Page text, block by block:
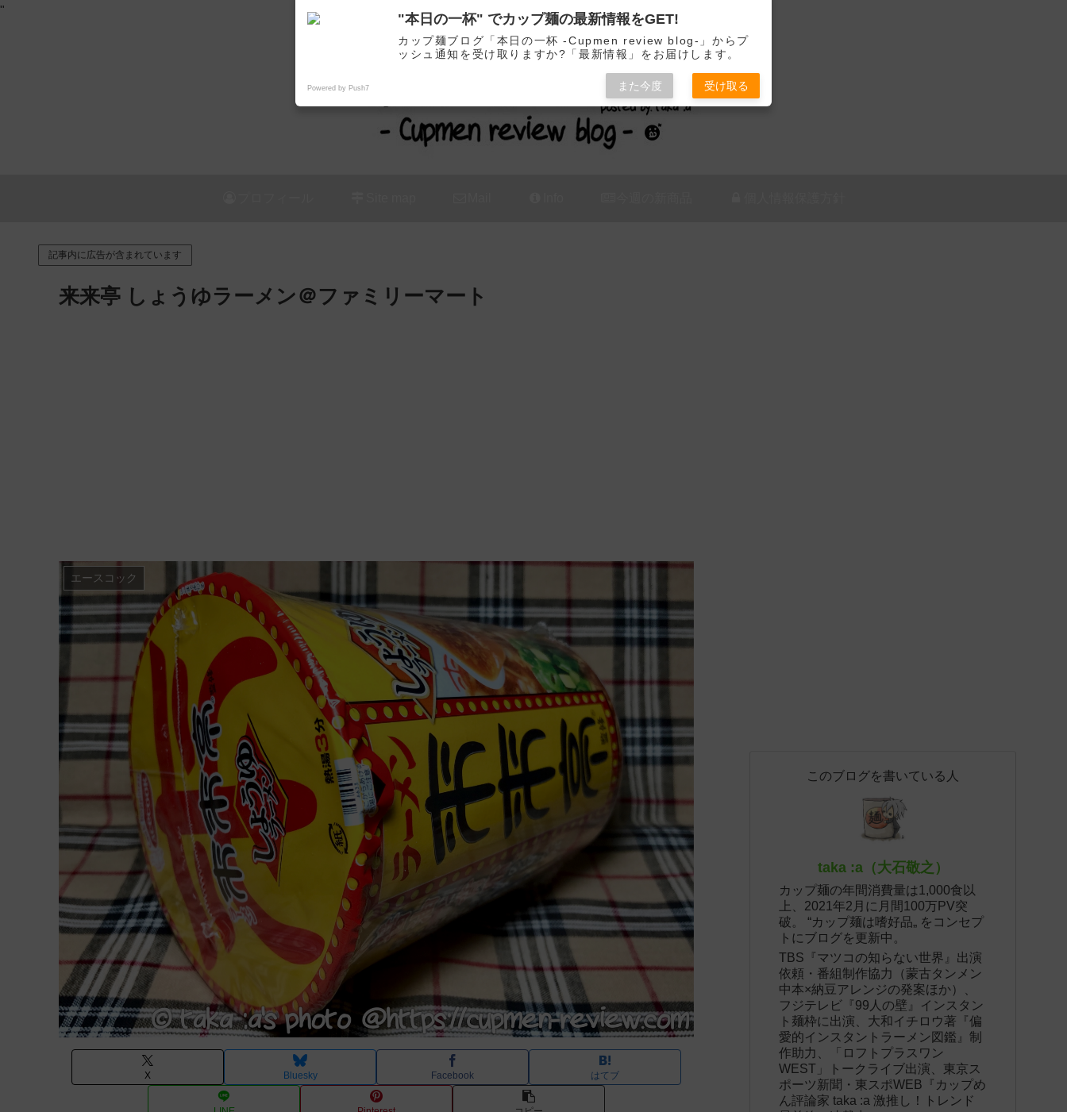
"
カップ麺の新商品をレビュー / アレンジするブログ
記事内に広告が含まれています
来来亭 しょうゆラーメン＠ファミリーマート
エースコック
X Bluesky Facebook はてブ
このブログを書いている人
taka :a（大石敬之）
カップ麺の年間消費量は1,000食以
上、2021年2月に月間100万PV突
破。 “カップ麺は嗜好品„ をコンセプ
トにブログを更新中。
TBS『マツコの知らない世界』出演
依頼・番組制作協力（蒙古タンメン
中本×納豆アレンジの発案ほか）、
フジテレビ『99人の壁』インスタン
ト麺枠に出演、大和イチロウ著『偏
愛的インスタントラーメン図鑑』制
作助力、「ロフトプラスワン
WEST」トークライブ出演、東京ス
ポーツ新聞・東スポWEB『カップめ
ん評論家 taka :a 激推し！トレンド
"本日の一杯" でカップ麺の最新情報をGET!
カップ麺ブログ「本日の一杯 -Cupmen review blog-」からプ
ッシュ通知を受け取りますか?「最新情報」をお届けします。
Powered by Push7 また今度 受け取る